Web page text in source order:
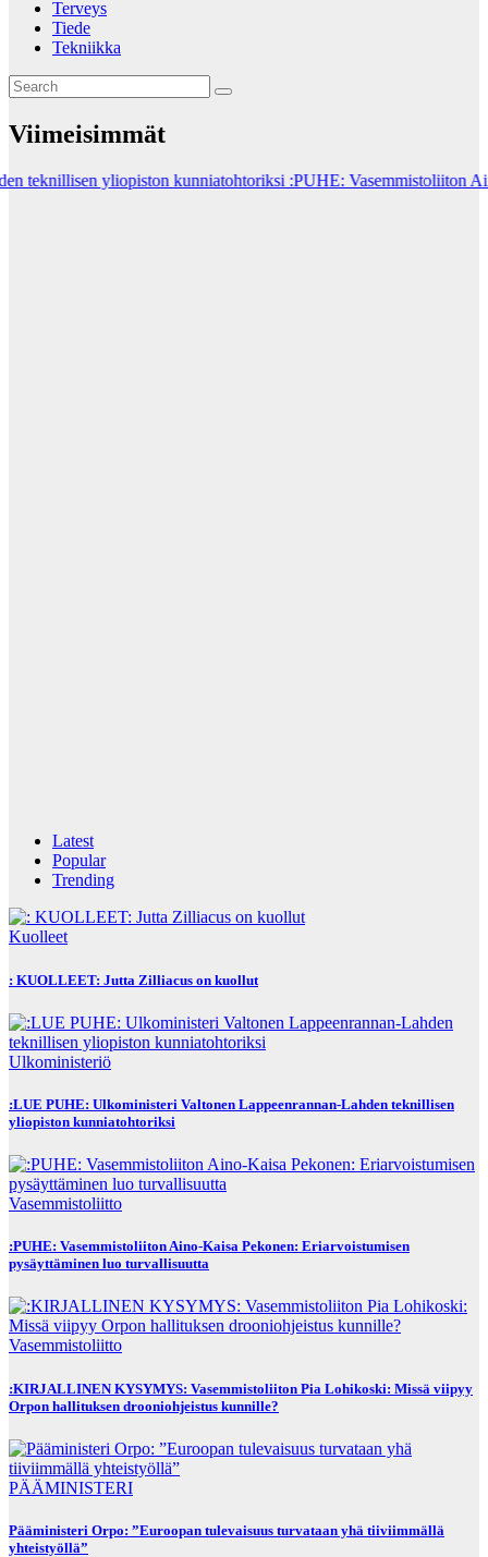
Terveys
Tiede
Tekniikka
Viimeisimmät
yliopiston kunniatohtoriksi :PUHE: Vasemmistoliiton Aino-Kaisa
Latest
Popular
Trending
Kuolleet
: KUOLLEET: Jutta Zilliacus on kuollut
Ulkoministeriö
:LUE PUHE: Ulkoministeri Valtonen Lappeenrannan-Lahden teknillisen
yliopiston kunniatohtoriksi
Vasemmistoliitto
:PUHE: Vasemmistoliiton Aino-Kaisa Pekonen: Eriarvoistumisen
pysäyttäminen luo turvallisuutta
Vasemmistoliitto
:KIRJALLINEN KYSYMYS: Vasemmistoliiton Pia Lohikoski: Missä viipyy
Orpon hallituksen drooniohjeistus kunnille?
PÄÄMINISTERI
Pääministeri Orpo: ”Euroopan tulevaisuus turvataan yhä tiiviimmällä
yhteistyöllä”